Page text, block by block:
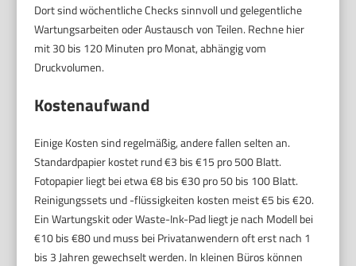
Dort sind wöchentliche Checks sinnvoll und gelegentliche
Wartungsarbeiten oder Austausch von Teilen. Rechne hier
mit 30 bis 120 Minuten pro Monat, abhängig vom
Druckvolumen.
Kostenaufwand
Einige Kosten sind regelmäßig, andere fallen selten an.
Standardpapier kostet rund €3 bis €15 pro 500 Blatt.
Fotopapier liegt bei etwa €8 bis €30 pro 50 bis 100 Blatt.
Reinigungssets und -flüssigkeiten kosten meist €5 bis €20.
Ein Wartungskit oder Waste-Ink-Pad liegt je nach Modell bei
€10 bis €80 und muss bei Privatanwendern oft erst nach 1
bis 3 Jahren gewechselt werden. In kleinen Büros können